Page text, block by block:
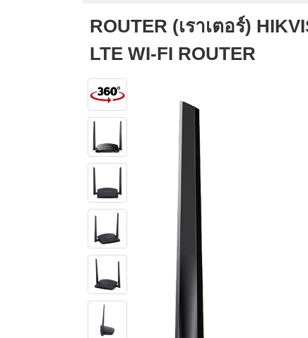
ROUTER (เราเตอร์)
LTE WI-FI ROUTER